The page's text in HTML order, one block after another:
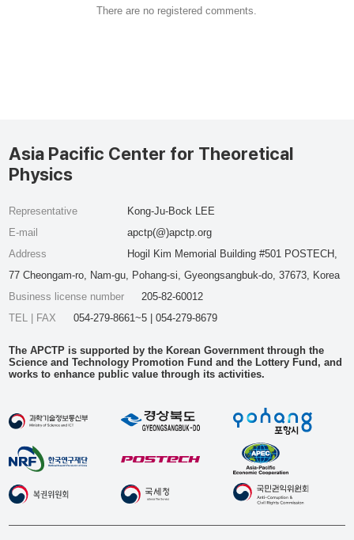
There are no registered comments.
Asia Pacific Center for Theoretical
Physics
Representative
Kong-Ju-Bock LEE
E-mail
apctp(@)apctp.org
Address
Hogil Kim Memorial Building #501 POSTECH,
77 Cheongam-ro, Nam-gu, Pohang-si, Gyeongsangbuk-do, 37673, Korea
Business license number
205-82-60012
TEL | FAX
054-279-8661~5 | 054-279-8679
The APCTP is supported by the Korean Government through the
Science and Technology Promotion Fund and the Lottery Fund, and
works to enhance public value through its activities.